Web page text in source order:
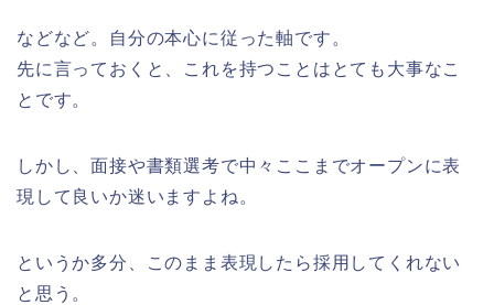
などなど。自分の本心に従った軸です。
先に言っておくと、これを持つことはとても大事なこ
とです。
しかし、面接や書類選考で中々ここまでオープンに表
現して良いか迷いますよね。
というか多分、このまま表現したら採用してくれない
と思う。